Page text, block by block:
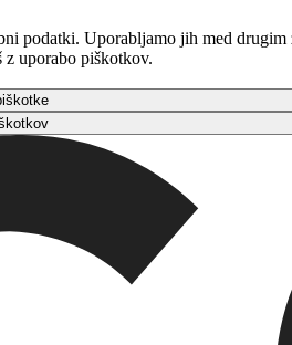
podatki. Uporabljamo jih med
z uporabo piškotkov.